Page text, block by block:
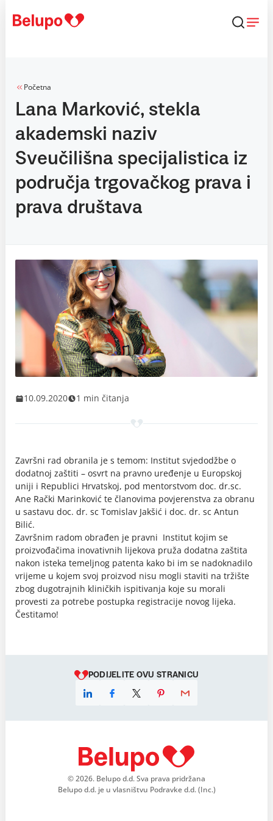
Početna
Lana Marković, stekla
akademski naziv
Sveučilišna specijalistica iz
područja trgovačkog prava i
prava društava
10.09.2020 1 min čitanja
Završni rad obranila je s temom: Institut svjedodžbe o
dodatnoj zaštiti – osvrt na pravno uređenje u Europskoj
uniji i Republici Hrvatskoj, pod mentorstvom doc. dr.sc.
Ane Rački Marinković te članovima povjerenstva za obranu
u sastavu doc. dr. sc Tomislav Jakšić i doc. dr. sc Antun
Bilić.
Završnim radom obrađen je pravni Institut kojim se
proizvođačima inovativnih lijekova pruža dodatna zaštita
nakon isteka temeljnog patenta kako bi im se nadoknadilo
vrijeme u kojem svoj proizvod nisu mogli staviti na tržište
zbog dugotrajnih kliničkih ispitivanja koje su morali
provesti za potrebe postupka registracije novog lijeka.
Čestitamo!
PODIJELITE OVU STRANICU
© 2026. Belupo d.d. Sva prava pridržana
Belupo d.d. je u vlasništvu Podravke d.d. (Inc.)